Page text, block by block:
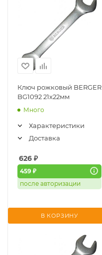
Ключ рожковый BERGER
BG1092 21х22мм
Много
Характеристики
Доставка
626 ₽
459 ₽
после авторизации
В КОРЗИНУ